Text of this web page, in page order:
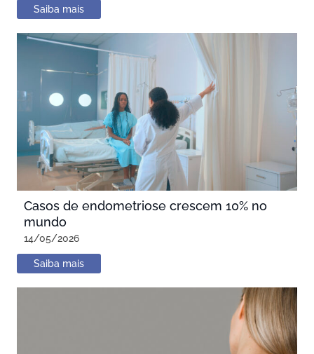
Saiba mais
Casos de endometriose crescem 10% no
mundo
14/05/2026
Saiba mais